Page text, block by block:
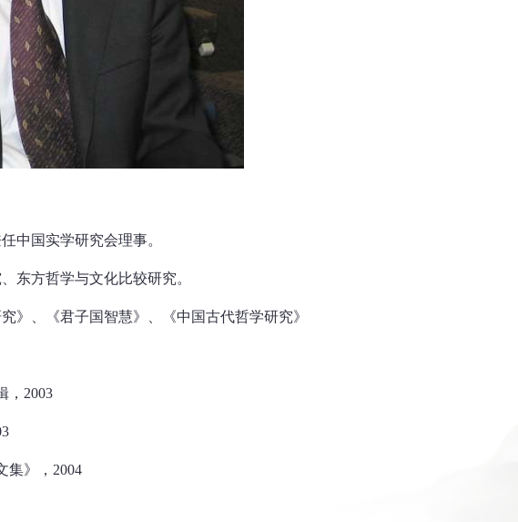
中国实学研究会理事。
东方哲学与文化比较研究。
、《君子国智慧》、《中国古代哲学研究》
，2003
》，2004